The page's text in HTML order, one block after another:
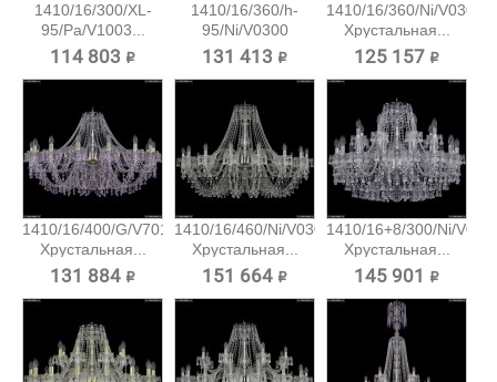
1410/16/300/XL-
95/Pa/V1003...
114 803 ₽
1410/16/360/h-
95/Ni/V0300
Хрустальная...
131 413 ₽
1410/16/360/Ni/V0300
Хрустальная...
125 157 ₽
1410/16/400/G/V7010
Хрустальная...
131 884 ₽
1410/16/460/Ni/V0300
Хрустальная...
151 664 ₽
1410/16+8/300/Ni/
Хрустальная...
145 901 ₽